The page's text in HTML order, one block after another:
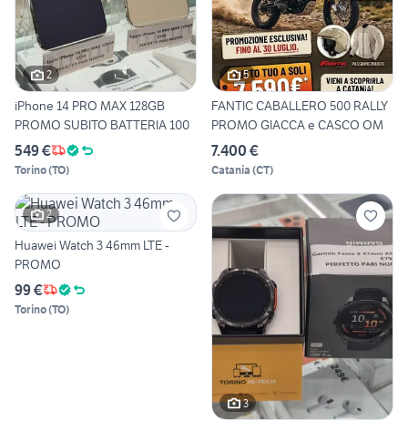
2
iPhone 14 PRO MAX 128GB
PROMO SUBITO BATTERIA 100
549 €
Torino(TO)
5
FANTIC CABALLERO 500 RALLY
PROMO GIACCA e CASCO OM
7.400 €
Catania (CT)
2
Huawei Watch 3 46mm LTE -
PROMO
99 €
Torino(TO)
3